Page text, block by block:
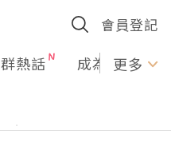
會員登記
熱話 成為U更多